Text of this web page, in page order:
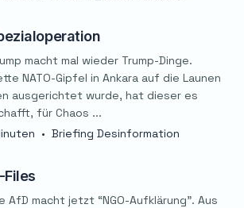
macht mal wieder Trump-Dinge.
NATO-Gipfel in Ankara auf die Launen
ausgerichtet wurde, hat dieser es
für Chaos ...
• Briefing Desinformation
Files
AfD macht jetzt “NGO-Aufklärung”. Aus